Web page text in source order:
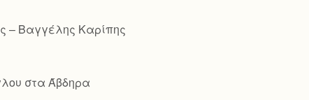
– Βαγγέλης Καρίπης
στα Άβδηρα